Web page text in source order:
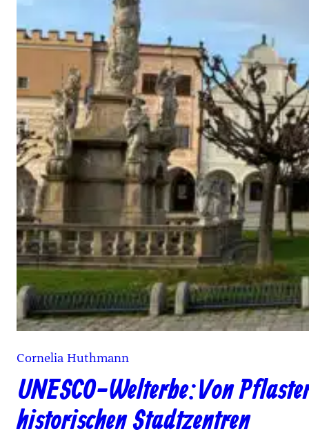
Cornelia Huthmann
UNESCO-Welterbe: Von
historischen Stadtzentren